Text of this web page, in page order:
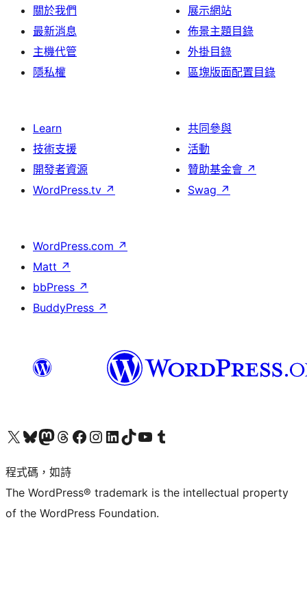
關於我們
最新消息
主機代管
隱私權
展示網站
佈景主題目錄
外掛目錄
區塊版面配置目錄
Learn
技術支援
開發者資源
WordPress.tv ↗
共同參與
活動
贊助基金會 ↗
Swag ↗
WordPress.com ↗
Matt ↗
bbPress ↗
BuddyPress ↗
查看我們的 X (之前的 Twitter) 帳號造訪我們的 Bluesky 帳號造訪我們的 Mastodon 帳號造訪我們的 Threads 帳號 造訪我們的 Facebook 粉絲專頁Visit our Instagram account
Visit our LinkedIn account
造訪我們的 TikTok 帳號Visit our YouTube channel
造訪我們的 Tumblr 帳號
程式碼，如詩
The WordPress® trademark is the intellectual property
of the WordPress Foundation.